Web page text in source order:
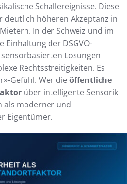
Schallereignisse. Diese
höheren Akzeptanz in
In der Schweiz und im
Einhaltung der DSGVO-
Lösungen
Rechtsstreitigkeiten. Es
Gefühl. Wer dieöffentliche
über intelligente Sensorik
als moderner und
Eigentümer.